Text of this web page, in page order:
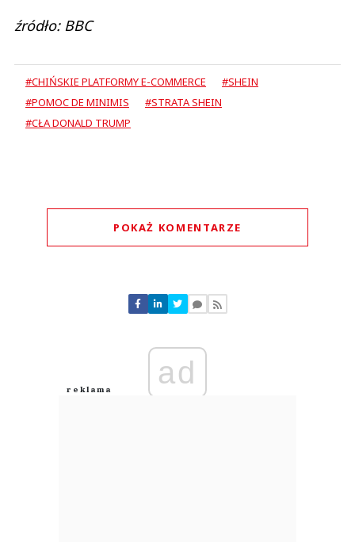
źródło: BBC
#CHIŃSKIE PLATFORMY E-COMMERCE
#SHEIN
#POMOC DE MINIMIS
#STRATA SHEIN
#CŁA DONALD TRUMP
POKAŻ KOMENTARZE
Nie znaleziono komentarzy
Zostaw swoje komentarze
Anuluj
ad